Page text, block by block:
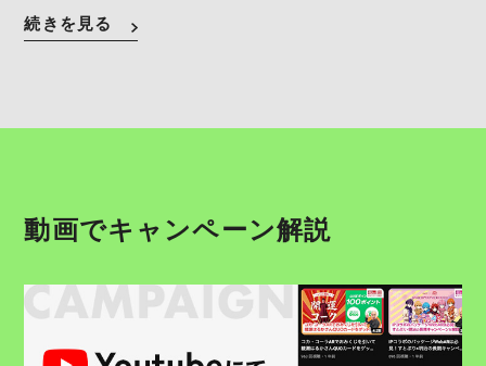
続きを見る
動画でキャンペーン解説